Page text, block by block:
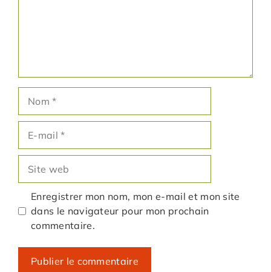
mail
web
Enregistrer mon nom, mon e-mail et mon site
dans le navigateur pour mon prochain
commentaire.